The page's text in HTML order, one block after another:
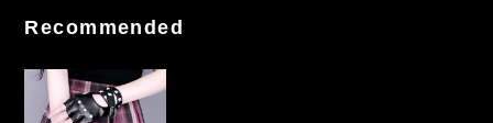
Recommended